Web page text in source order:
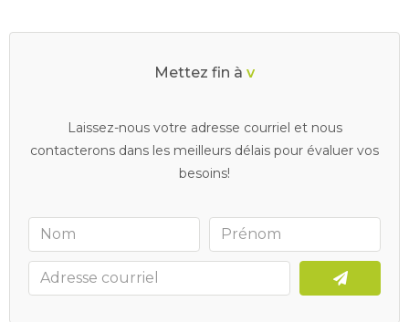
Mettez fin à vos dr a n
Laissez-nous votre adresse courriel et nous
contacterons dans les meilleurs délais pour évaluer vos
besoins!